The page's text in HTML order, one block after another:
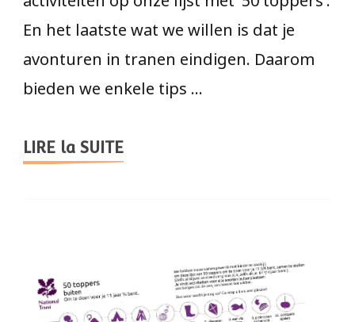
En het laatste wat we willen is dat je
avonturen in tranen eindigen. Daarom
bieden we enkele tips …
LIRE la SUITE